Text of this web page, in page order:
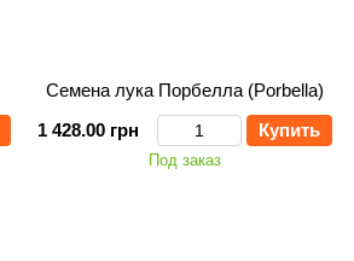
Семена лука Порбелла (Porbella)
1 428.00 грн
Купить
Под заказ